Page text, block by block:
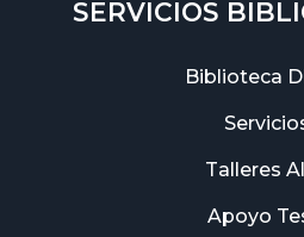
SERVICIOS
Biblioteca
Talleres
Apoyo